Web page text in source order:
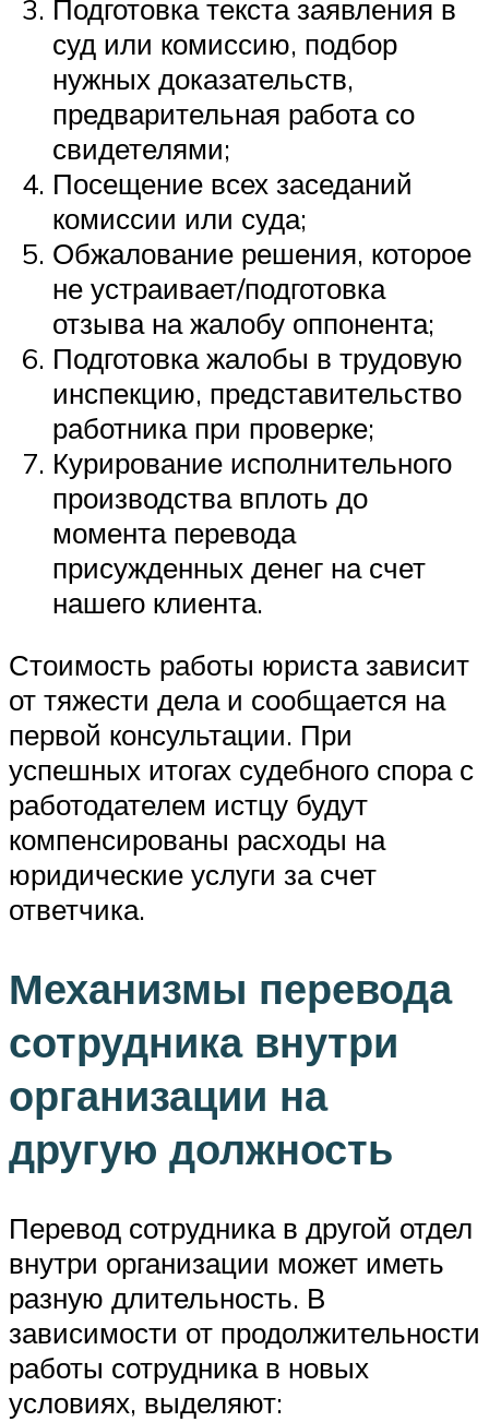
Подготовка текста заявления в
суд или комиссию, подбор
нужных доказательств,
предварительная работа со
свидетелями;
Посещение всех заседаний
комиссии или суда;
Обжалование решения, которое
не устраивает/подготовка
отзыва на жалобу оппонента;
Подготовка жалобы в трудовую
инспекцию, представительство
работника при проверке;
Курирование исполнительного
производства вплоть до
момента перевода
присужденных денег на счет
нашего клиента.
Стоимость работы юриста зависит
от тяжести дела и сообщается на
первой консультации. При
успешных итогах судебного спора с
работодателем истцу будут
компенсированы расходы на
юридические услуги за счет
ответчика.
Механизмы перевода
сотрудника внутри
организации на
другую должность
Перевод сотрудника в другой отдел
внутри организации может иметь
разную длительность. В
зависимости от продолжительности
работы сотрудника в новых
условиях, выделяют: